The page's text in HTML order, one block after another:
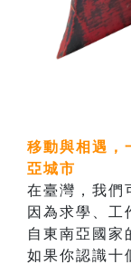
移動與相遇，
亞城市
在臺灣，我們
因為求學、工
自東南亞國家
如果你認識十